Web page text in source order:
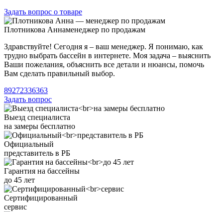
Задать вопрос о товаре
Плотникова Аннаменеджер по продажам
Здравствуйте! Сегодня я – ваш менеджер. Я понимаю, как
трудно выбрать бассейн в интернете. Моя задача – выяснить
Ваши пожелания, объяснить все детали и нюансы, помочь
Вам сделать правильный выбор.
89272336363
Задать вопрос
Выезд специалиста
на замеры бесплатно
Официальный
представитель в РБ
Гарантия на бассейны
до 45 лет
Сертифицированный
сервис